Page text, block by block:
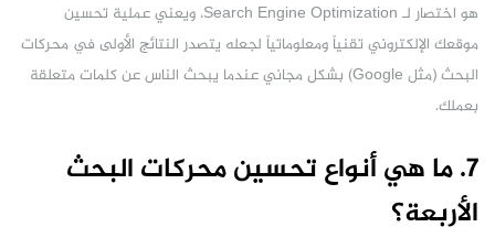
هو اختصار لـ Search Engine Optimization، ويعني عملية تحسين
موقعك الإلكتروني تقنياً ومعلوماتياً لجعله يتصدر النتائج الأولى في محركات
البحث (مثل Google) بشكل مجاني عندما يبحث الناس عن كلمات متعلقة
بعملك.
7. ما هي أنواع تحسين محركات البحث
الأربعة؟